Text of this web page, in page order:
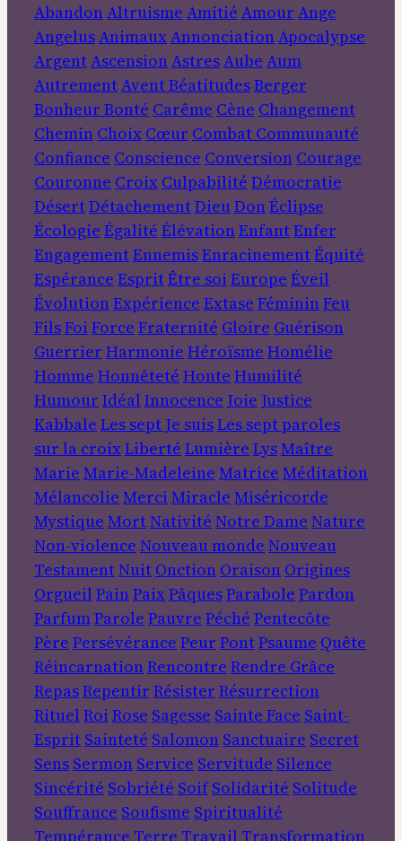
AbandonAltruisme Amitié Amour Ange
AngelusAnimauxAnnonciationApocalypse
ArgentAscensionAstresAube Aum
AutrementAventBéatitudesBerger
Bonheur Bonté Carême Cène Changement
Chemin Choix Cœur Combat Communauté
Confiance Conscience Conversion Courage
Couronne Croix Culpabilité Démocratie
DésertDétachementDieuDonÉclipse
Écologie Égalité ÉlévationEnfantEnfer
EngagementEnnemisEnracinementÉquité
Espérance EspritÊtre soi Europe Éveil
ÉvolutionExpérience Extase FémininFeu
FilsFoi Force Fraternité Gloire Guérison
Guerrier Harmonie Héroïsme Homélie
Homme Honnêteté Honte Humilité
Humour Idéal Innocence Joie Justice
Kabbale Les sept Je suisLes sept paroles
sur la croixLiberté Lumière LysMaître
Marie Marie-Madeleine Matrice Méditation
Mélancolie Merci Miracle Miséricorde
Mystique MortNativité Notre Dame Nature
Non-violence Nouveau monde Nouveau
TestamentNuit Onction Oraison Origines
Orgueil PainPaixPâquesParabole Pardon
ParfumParole Pauvre Péché Pentecôte
Père Persévérance Peur PontPsaume Quête
RéincarnationRencontre Rendre Grâce
RepasRepentir Résister Résurrection
Rituel Roi Rose Sagesse Sainte Face Saint-
Esprit Sainteté Salomon Sanctuaire Secret
Sens Sermon Service Servitude Silence
Sincérité Sobriété Soif Solidarité Solitude
Souffrance Soufisme Spiritualité
Tempérance Terre Travail Transformation